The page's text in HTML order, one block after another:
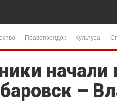
Правопорядок Культура
начали
–